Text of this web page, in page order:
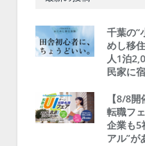
千葉の“
めし移
人1泊
民家に
【8/8
転職フ
企業も5
アル”が